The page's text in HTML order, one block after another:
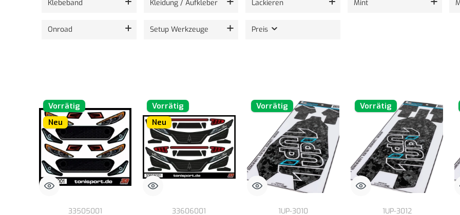
Klebeband Kleidung / Aufkleber Lackieren Mint
Onroad Setup Werkzeuge Preis
Vorrätig
Neu
33505001
Vorrätig
Neu
33606001
Vorrätig
1UP-3010
Vorrätig
1UP-3012